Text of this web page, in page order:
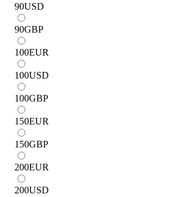
90USD
90GBP
100EUR
100USD
100GBP
150EUR
150GBP
200EUR
200USD